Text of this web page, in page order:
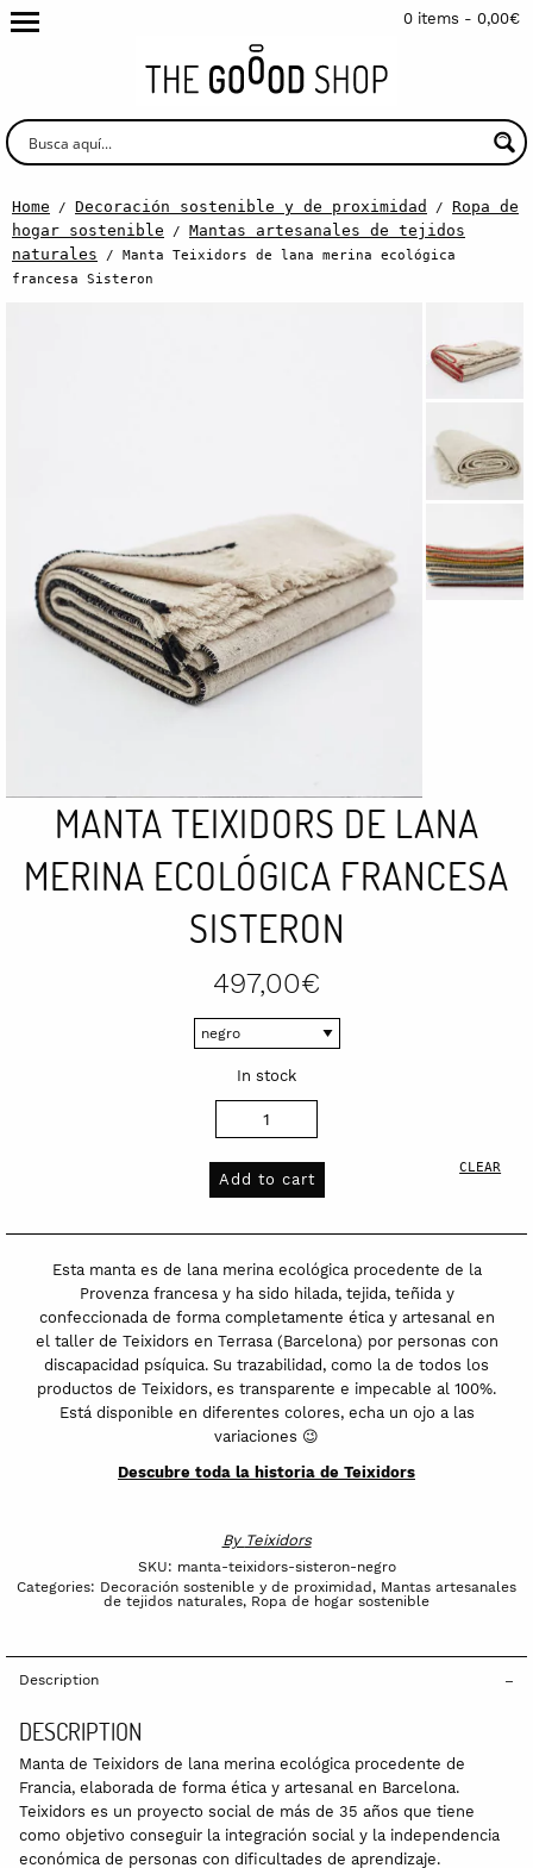
0 items - 0,00€
Home / Decoración sostenible y de proximidad / Ropa de
hogar sostenible / Mantas artesanales de tejidos
naturales / Manta Teixidors de lana merina ecológica
francesa Sisteron
MANTA TEIXIDORS DE LANA
MERINA ECOLÓGICA FRANCESA
SISTERON
497,00€
CLEAR
In stock
merina
ecológica
Sisteron
quantity
Add to cart
Esta manta es de lana merina ecológica procedente de la
Provenza francesa y ha sido hilada, tejida, teñida y
confeccionada de forma completamente ética y artesanal en
el taller de Teixidors en Terrasa (Barcelona) por personas con
discapacidad psíquica. Su trazabilidad, como la de todos los
productos de Teixidors, es transparente e impecable al 100%.
Está disponible en diferentes colores, echa un ojo a las
variaciones 😉
Descubre toda la historia de Teixidors
By Teixidors
SKU: manta-teixidors-sisteron-negro
Categories: Decoración sostenible y de proximidad, Mantas artesanales
de tejidos naturales, Ropa de hogar sostenible
Description
DESCRIPTION
Manta de Teixidors de lana merina ecológica procedente de
Francia, elaborada de forma ética y artesanal en Barcelona.
Teixidors es un proyecto social de más de 35 años que tiene
como objetivo conseguir la integración social y la independencia
económica de personas con dificultades de aprendizaje.